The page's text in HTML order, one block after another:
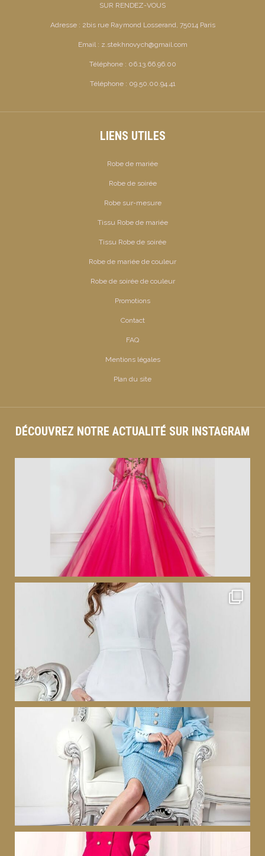
SUR RENDEZ-VOUS
Adresse : 2bis rue Raymond Losserand, 75014 Paris
Email : z.stekhnovych@gmail.com
Téléphone : 06.13.66.96.00
Téléphone : 09.50.00.94.41
LIENS UTILES
Robe de mariée
Robe de soirée
Robe sur-mesure
Tissu Robe de mariée
Tissu Robe de soirée
Robe de mariée de couleur
Robe de soirée de couleur
Promotions
Contact
FAQ
Mentions légales
Plan du site
DÉCOUVREZ NOTRE ACTUALITÉ SUR INSTAGRAM